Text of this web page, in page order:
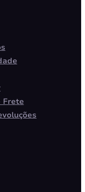
Frete